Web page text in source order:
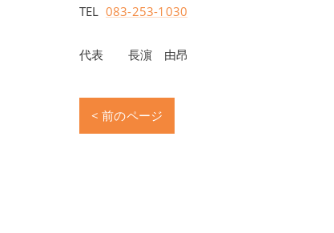
TEL 083-253-1030
代表 長濵 由昂
< 前のページ